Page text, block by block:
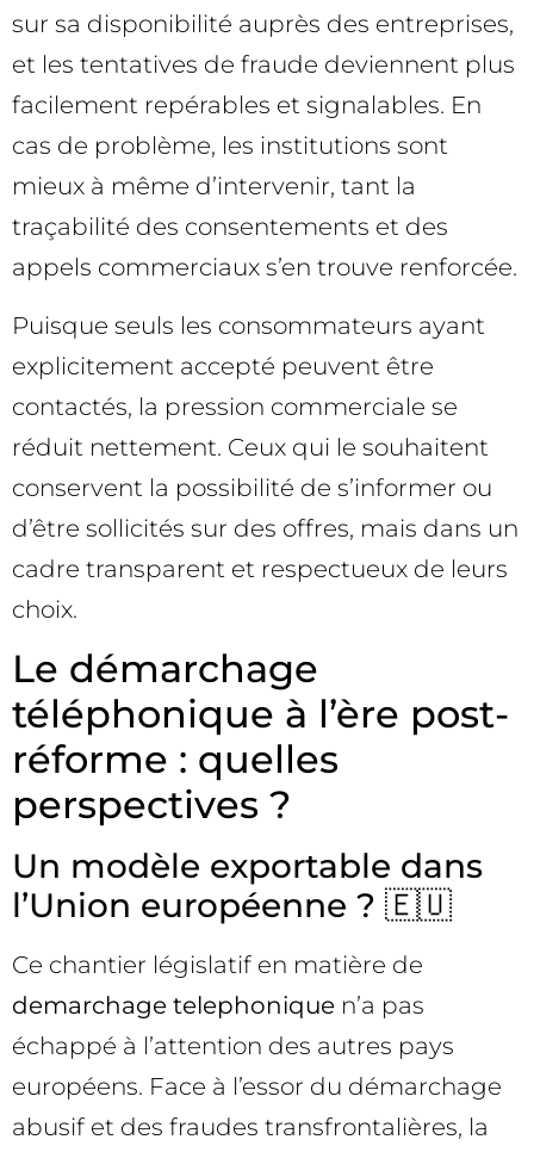
sur sa disponibilité auprès des entreprises,
et les tentatives de fraude deviennent plus
facilement repérables et signalables. En
cas de problème, les institutions sont
mieux à même d’intervenir, tant la
traçabilité des consentements et des
appels commerciaux s’en trouve renforcée.
Puisque seuls les consommateurs ayant
explicitement accepté peuvent être
contactés, la pression commerciale se
réduit nettement. Ceux qui le souhaitent
conservent la possibilité de s’informer ou
d’être sollicités sur des offres, mais dans un
cadre transparent et respectueux de leurs
choix.
Le démarchage
téléphonique à l’ère post-
réforme : quelles
perspectives ?
Un modèle exportable dans
l’Union européenne ? 🇪🇺
Ce chantier législatif en matière de
demarchage telephonique n’a pas
échappé à l’attention des autres pays
européens. Face à l’essor du démarchage
abusif et des fraudes transfrontalières, la